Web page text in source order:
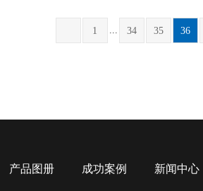
1 ... 34 35 36
产品图册 成功案例 新闻中心